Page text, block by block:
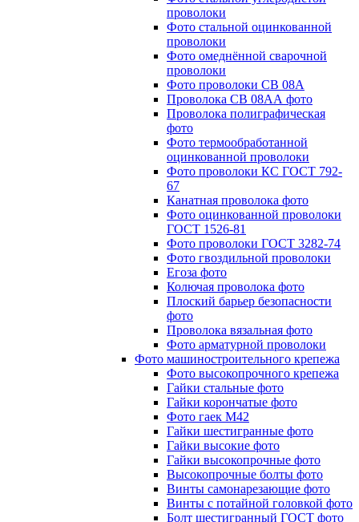
проволоки
Фото стальной оцинкованной
проволоки
Фото омеднённой сварочной
проволоки
Фото проволоки СВ 08А
Проволока СВ 08АА фото
Проволока полиграфическая
фото
Фото термообработанной
оцинкованной проволоки
Фото проволоки КС ГОСТ 792-
67
Канатная проволока фото
Фото оцинкованной проволоки
ГОСТ 1526-81
Фото проволоки ГОСТ 3282-74
Фото гвоздильной проволоки
Егоза фото
Колючая проволока фото
Плоский барьер безопасности
фото
Проволока вязальная фото
Фото арматурной проволоки
Фото машиностроительного крепежа
Фото высокопрочного крепежа
Гайки стальные фото
Гайки корончатые фото
Фото гаек М42
Гайки шестигранные фото
Гайки высокие фото
Гайки высокопрочные фото
Высокопрочные болты фото
Винты самонарезающие фото
Винты с потайной головкой фото
Болт шестигранный ГОСТ фото